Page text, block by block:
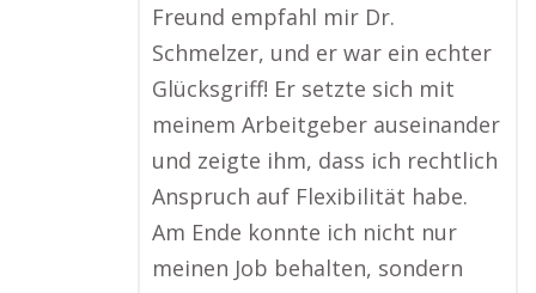
Freund empfahl mir Dr.
Schmelzer, und er war ein echter
Glücksgriff! Er setzte sich mit
meinem Arbeitgeber auseinander
und zeigte ihm, dass ich rechtlich
Anspruch auf Flexibilität habe.
Am Ende konnte ich nicht nur
meinen Job behalten, sondern